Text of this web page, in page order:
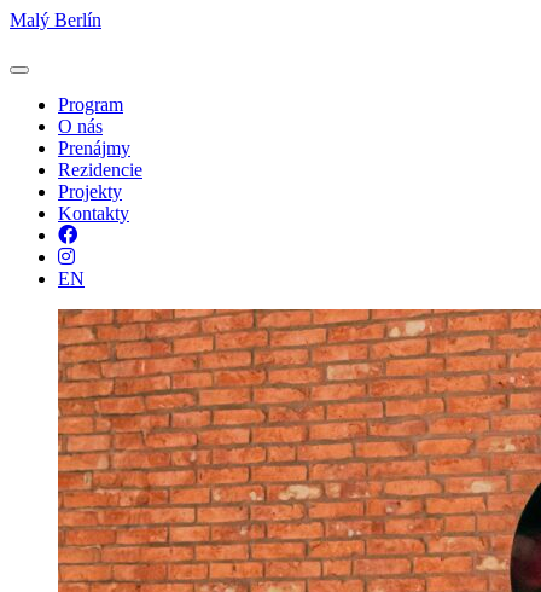
Malý Berlín
Program
O nás
Prenájmy
Rezidencie
Projekty
Kontakty
Facebook
Instagram
EN